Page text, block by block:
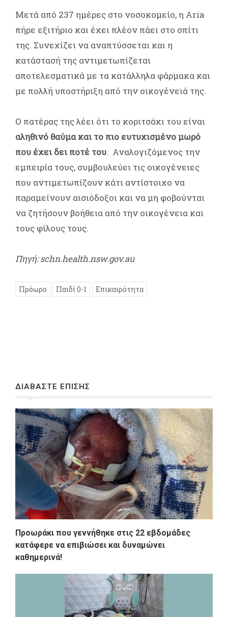
Μετά από 237 ημέρες στο νοσοκομείο, η Aria
πήρε εξιτήριο και έχει πλέον πάει στο σπίτι
της. Συνεχίζει να αναπτύσσεται και η
κατάστασή της αντιμετωπίζεται
αποτελεσματικά με τα κατάλληλα φάρμακα και
με πολλή υποστήριξη από την οικογένειά της.
Ο πατέρας της λέει ότι το κοριτσάκι του είναι
αληθινό θαύμα και το πιο ευτυχισμένο μωρό
που έχει δει ποτέ του. Αναλογιζόμενος την
εμπειρία τους, συμβουλεύει τις οικογένειες
που αντιμετωπίζουν κάτι αντίστοιχο να
παραμείνουν αισιόδοξοι και να μη φοβούνται
να ζητήσουν βοήθεια από την οικογένεια και
τους φίλους τους.
Πηγή: schn.health.nsw.gov.au
Πρόωρο Παιδί 0-1 Επικαιρότητα
ΔΙΑΒΑΣΤΕ ΕΠΙΣΗΣ
Προωράκι που γεννήθηκε στις 22 εβδομάδες
κατάφερε να επιβιώσει και δυναμώνει
καθημερινά!